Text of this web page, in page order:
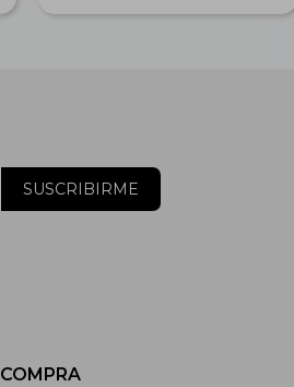
COMPRA
SUSCRIBIRME